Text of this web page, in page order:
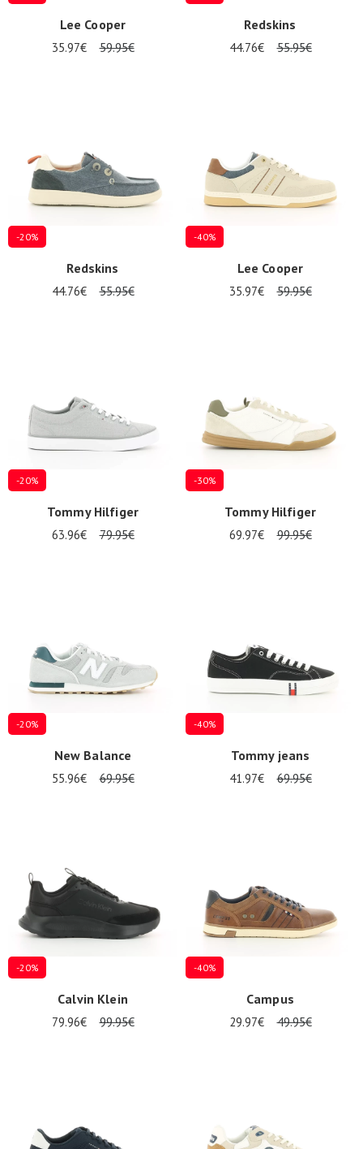
Lee Cooper
35.97€ 59.95€
Redskins
44.76€ 55.95€
-20%
Redskins
44.76€ 55.95€
-40%
Lee Cooper
35.97€ 59.95€
-20%
Tommy Hilfiger
63.96€ 79.95€
-30%
Tommy Hilfiger
69.97€ 99.95€
-20%
New Balance
55.96€ 69.95€
-40%
Tommy jeans
41.97€ 69.95€
-20%
Calvin Klein
79.96€ 99.95€
-40%
Campus
29.97€ 49.95€